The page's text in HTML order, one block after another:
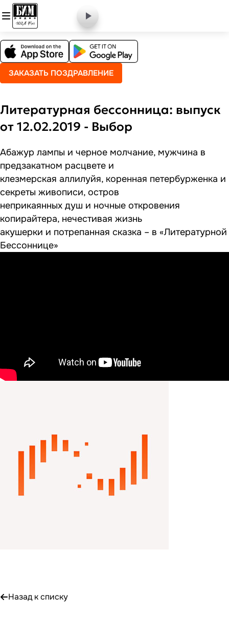
ЗАКАЗАТЬ ПОЗДРАВЛЕНИЕ
Литературная бессонница: выпуск
от 12.02.2019 - Выбор
Абажур лампы и черное молчание, мужчина в
предзакатном расцвете и
клезмерская аллилуйя, коренная петербурженка и
секреты живописи, остров
неприкаянных душ и ночные откровения
копирайтера, нечестивая жизнь
акушерки и потрепанная сказка – в «Литературной
Бессоннице»
Назад к списку